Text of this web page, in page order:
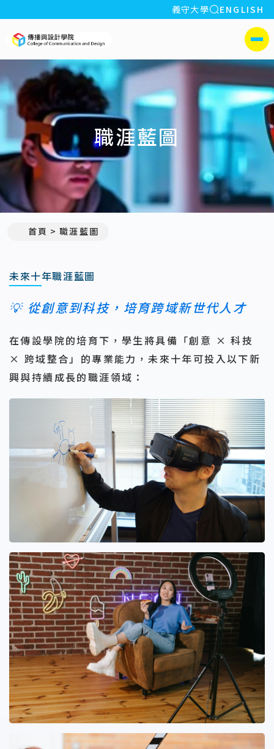
:::
義守大學 全站搜索
ENGLISH
側選單
職涯藍圖
首頁 職涯藍圖
未來十年職涯藍圖
💡 從創意到科技，培育跨域新世代人才
在傳設學院的培育下，學生將具備「創意 × 科技
× 跨域整合」的專業能力，未來十年可投入以下新
興與持續成長的職涯領域：